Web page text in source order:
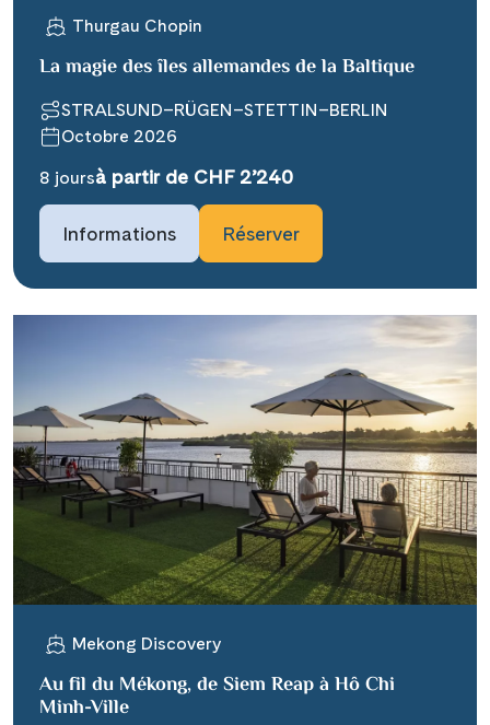
Teile diese Reise
### headline_default does not exist in
object type Ausflug ###
Messenger
X
per E-Mail senden
### beschreibung_headline_default
does not exist in object type Ausflug
###
Thurgau Chopin
La magie des îles allemandes de la Baltique
STRALSUND–RÜGEN–STETTIN–BERLIN
Octobre 2026
8 joursà partir de CHF 2’240
Informations Réserver
Mekong Discovery
Au fil du Mékong, de Siem Reap à Hô Chi
Minh-Ville